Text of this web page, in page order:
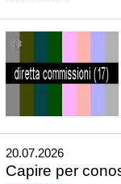
20.07.2026
Capire per